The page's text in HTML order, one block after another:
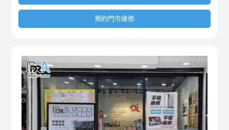
預約門市維修